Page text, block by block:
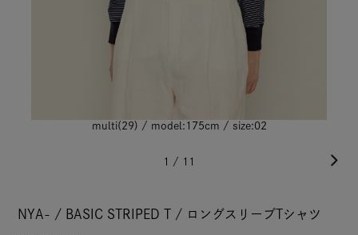
multi(29) / model:175cm / size:02
1 / 11
NYA- / BASIC STRIPED T / ロングスリーブTシャツ